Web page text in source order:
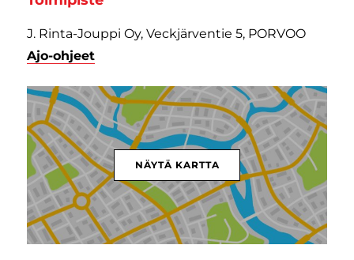
J. Rinta-Jouppi Oy, Veckjärventie 5, PORVOO
Ajo-ohjeet
NÄYTÄ KARTTA